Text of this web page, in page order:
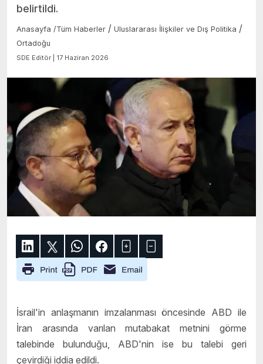
belirtildi.
Anasayfa /Tüm Haberler / Uluslararası İlişkiler ve Dış Politika /
Ortadoğu
SDE Editör | 17 Haziran 2026
İsrail'in anlaşmanın imzalanması öncesinde ABD ile
İran arasında varılan mutabakat metnini görme
talebinde bulunduğu, ABD'nin ise bu talebi geri
çevirdiği iddia edildi.